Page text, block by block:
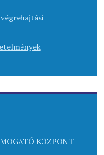
KÖZPONT